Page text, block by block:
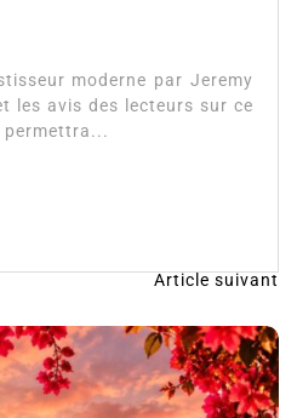
moderne par Jeremy
les avis des lecteurs sur ce
permettra...
Article suivant